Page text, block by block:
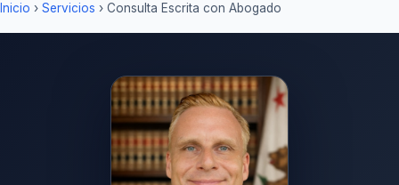
Inicio › Servicios › Consulta Escrita con Abogado